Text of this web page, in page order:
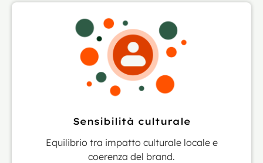
Sensibilità culturale
Equilibrio tra impatto culturale locale e
coerenza del brand.